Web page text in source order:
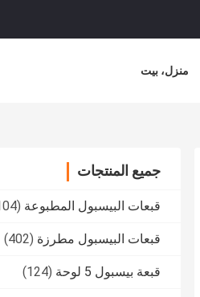
منزل، بيت
جميع المنتجات
قبعات البيسبول المطبوعة (104)
قبعات البيسبول مطرزة (402)
قبعة بيسبول 5 لوحة (124)